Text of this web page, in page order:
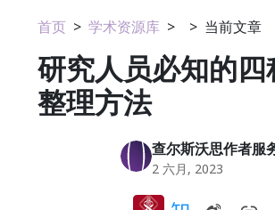
首页 > 学术资源库 > > 当前文章
研究人员必知的四
整理方法
查尔斯沃思作者服
2 六月, 2023